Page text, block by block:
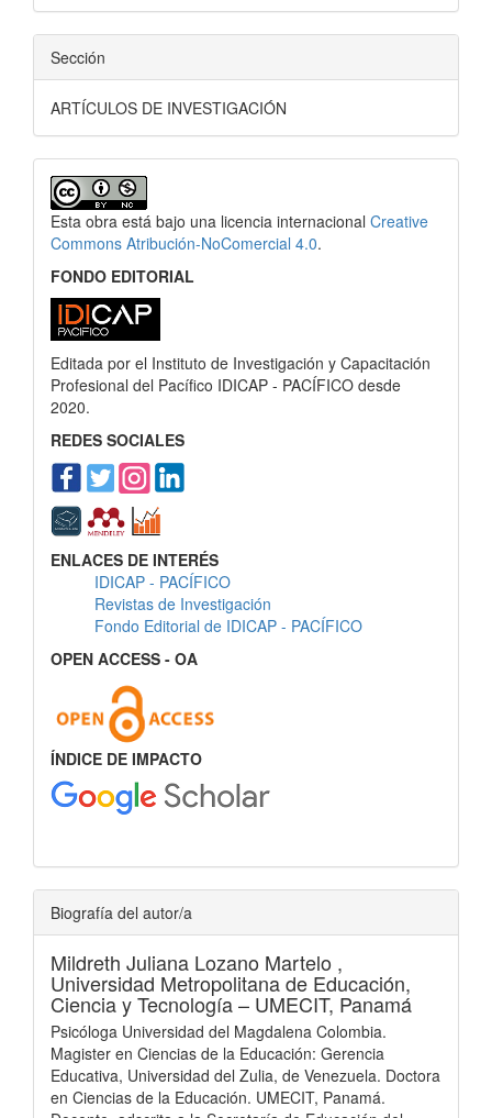
Sección
ARTÍCULOS DE INVESTIGACIÓN
Esta obra está bajo una licencia internacional Creative
Commons Atribución-NoComercial 4.0.
FONDO EDITORIAL
Editada por el Instituto de Investigación y Capacitación
Profesional del Pacífico IDICAP - PACÍFICO desde
2020.
REDES SOCIALES
ENLACES DE INTERÉS
IDICAP - PACÍFICO
Revistas de Investigación
Fondo Editorial de IDICAP - PACÍFICO
OPEN ACCESS - OA
ÍNDICE DE IMPACTO
Biografía del autor/a
Mildreth Juliana Lozano Martelo ,
Universidad Metropolitana de Educación,
Ciencia y Tecnología – UMECIT, Panamá
Psicóloga Universidad del Magdalena Colombia.
Magister en Ciencias de la Educación: Gerencia
Educativa, Universidad del Zulia, de Venezuela. Doctora
en Ciencias de la Educación. UMECIT, Panamá.